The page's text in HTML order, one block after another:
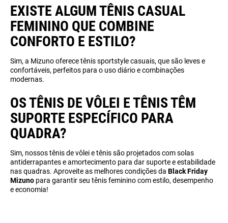
EXISTE ALGUM TÊNIS CASUAL
FEMININO QUE COMBINE
CONFORTO E ESTILO?
Sim, a Mizuno oferece tênis sportstyle casuais, que são leves e
confortáveis, perfeitos para o uso diário e combinações
modernas.
OS TÊNIS DE VÔLEI E TÊNIS TÊM
SUPORTE ESPECÍFICO PARA
QUADRA?
Sim, nossos tênis de vôlei e tênis são projetados com solas
antiderrapantes e amortecimento para dar suporte e estabilidade
nas quadras. Aproveite as melhores condições da Black Friday
Mizuno para garantir seu tênis feminino com estilo, desempenho
e economia!